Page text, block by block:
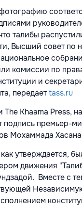
талибы
Высший совет по
комиссии по
и
передаетtass.ru
Khaama Press,
подпись премьер-
Мохаммада
утверждается,
движения
Вместе с